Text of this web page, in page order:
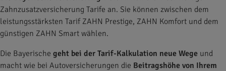
Zahnzusatzversicherung Tarife an. Sie können zwischen dem
leistungsstärksten Tarif ZAHN Prestige, ZAHN Komfort und dem
günstigen ZAHN Smart wählen.
Die Bayerische geht bei der Tarif-Kalkulation neue Wege und
macht wie bei Autoversicherungen die Beitragshöhe von Ihrem